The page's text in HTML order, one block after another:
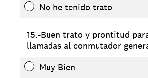
No he tenido trato
15.-Buen trato y prontitud
llamadas al conmutador
Muy Bien